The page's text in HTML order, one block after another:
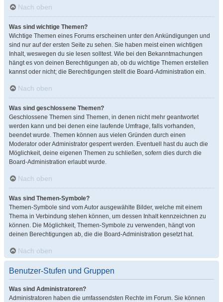
Nach oben
Was sind wichtige Themen?
Wichtige Themen eines Forums erscheinen unter den Ankündigungen und
sind nur auf der ersten Seite zu sehen. Sie haben meist einen wichtigen
Inhalt, weswegen du sie lesen solltest. Wie bei den Bekanntmachungen
hängt es von deinen Berechtigungen ab, ob du wichtige Themen erstellen
kannst oder nicht; die Berechtigungen stellt die Board-Administration ein.
Nach oben
Was sind geschlossene Themen?
Geschlossene Themen sind Themen, in denen nicht mehr geantwortet
werden kann und bei denen eine laufende Umfrage, falls vorhanden,
beendet wurde. Themen können aus vielen Gründen durch einen
Moderator oder Administrator gesperrt werden. Eventuell hast du auch die
Möglichkeit, deine eigenen Themen zu schließen, sofern dies durch die
Board-Administration erlaubt wurde.
Nach oben
Was sind Themen-Symbole?
Themen-Symbole sind vom Autor ausgewählte Bilder, welche mit einem
Thema in Verbindung stehen können, um dessen Inhalt kennzeichnen zu
können. Die Möglichkeit, Themen-Symbole zu verwenden, hängt von
deinen Berechtigungen ab, die die Board-Administration gesetzt hat.
Nach oben
Benutzer-Stufen und Gruppen
Was sind Administratoren?
Administratoren haben die umfassendsten Rechte im Forum. Sie können